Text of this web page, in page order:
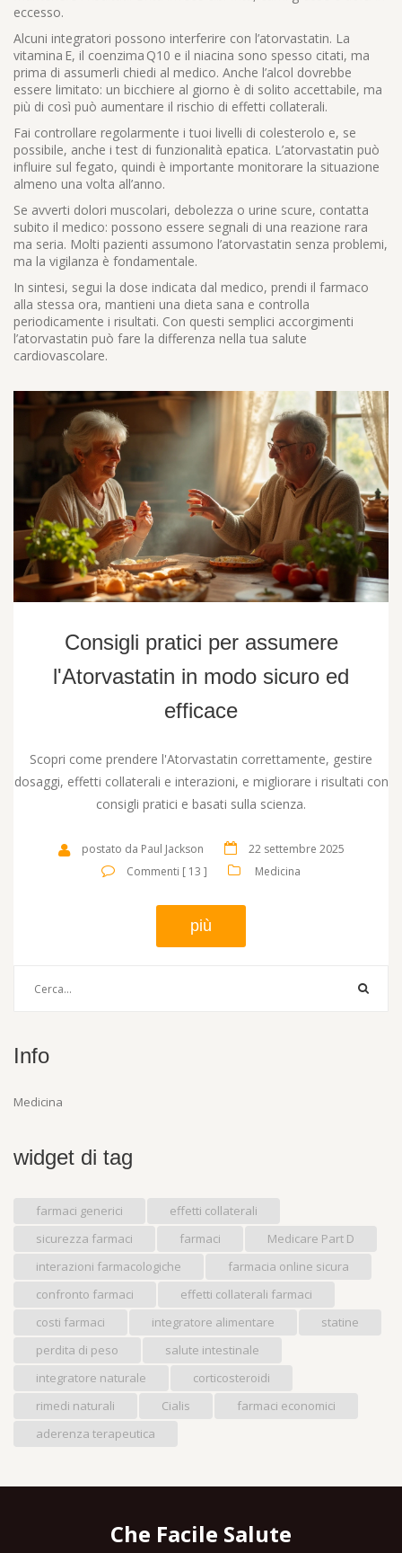
eccesso.
Alcuni integratori possono interferire con l’atorvastatin. La
vitamina E, il coenzima Q10 e il niacina sono spesso citati, ma
prima di assumerli chiedi al medico. Anche l’alcol dovrebbe
essere limitato: un bicchiere al giorno è di solito accettabile, ma
più di così può aumentare il rischio di effetti collaterali.
Fai controllare regolarmente i tuoi livelli di colesterolo e, se
possibile, anche i test di funzionalità epatica. L’atorvastatin può
influire sul fegato, quindi è importante monitorare la situazione
almeno una volta all’anno.
Se avverti dolori muscolari, debolezza o urine scure, contatta
subito il medico: possono essere segnali di una reazione rara
ma seria. Molti pazienti assumono l’atorvastatin senza problemi,
ma la vigilanza è fondamentale.
In sintesi, segui la dose indicata dal medico, prendi il farmaco
alla stessa ora, mantieni una dieta sana e controlla
periodicamente i risultati. Con questi semplici accorgimenti
l’atorvastatin può fare la differenza nella tua salute
cardiovascolare.
Consigli pratici per assumere
l'Atorvastatin in modo sicuro ed
efficace
Scopri come prendere l'Atorvastatin correttamente, gestire
dosaggi, effetti collaterali e interazioni, e migliorare i risultati con
consigli pratici e basati sulla scienza.
postato da Paul Jackson
22 settembre 2025
Commenti [ 13 ]
Medicina
più
Info
Medicina
widget di tag
farmaci generici
effetti collaterali
sicurezza farmaci
farmaci
Medicare Part D
interazioni farmacologiche
farmacia online sicura
confronto farmaci
effetti collaterali farmaci
costi farmaci
integratore alimentare
statine
perdita di peso
salute intestinale
integratore naturale
corticosteroidi
rimedi naturali
Cialis
farmaci economici
aderenza terapeutica
Che Facile Salute